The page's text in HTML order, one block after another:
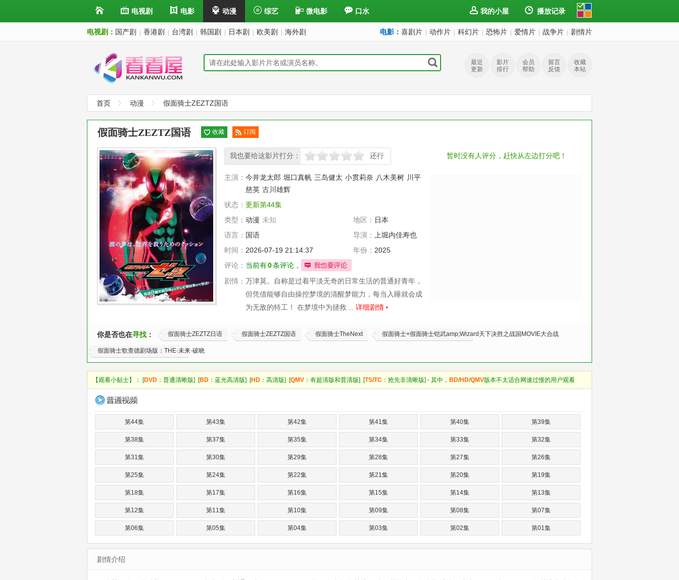
电视剧 电影 动漫 综艺 微电影 口水 我的小屋 播放记录
电视剧： 国产剧 香港剧 台湾剧 韩国剧 日本剧 欧美剧 海外剧 电影： 喜剧片 动作片 科幻片 恐怖片 爱情片 战争片 剧情片
最近
更新
影片
排行
会员
帮助
留言
反馈
收藏
本站
首页 动漫 假面骑士ZEZTZ国语
暂时没有人评分，赶快从左边打分吧！
假面骑士ZEZTZ国语 收藏
订阅
阅
我也要给这影片打分：
很差较差 还行推荐 力荐 还行
主演： 今井龙太郎 堀口真帆 三岛健太 小贯莉奈 八木美树 川平
慈英 古川雄辉
状态： 更新第44集
类型： 动漫 未知 地区： 日本
语言： 国语 导演：
上堀内佳寿也
柏木宏纪
时间： 2026-07-19 21:14:37 年份： 2025
评论： 当前有0条评论，
剧情： 万津莫。自称是过着平淡无奇的日常生活的普通好青年，
但凭借能够自由操控梦境的清醒梦能力，每当入睡就会成
为无敌的特工！ 在梦境中为拯救… 详细剧情
你是否也在寻找 ： 假面骑士ZEZTZ日语 假面骑士ZEZTZ国语 假面骑士TheNext 假面骑士×假面骑士铠武amp;Wizard天下决胜之战国MOVIE大合战
假面骑士歌查德剧场版：THE·未来·破晓
【观看小贴士】： [DVD ：普通清晰版] [BD ：蓝光高清版] [HD ：高清版] [QMV ：有超清版和普清版] [TS/TC ：抢先非清晰版] - 其中， BD/HD/QMV版本不太适合网速过慢的用户观看
第44集 第43集 第42集 第41集 第40集 第39集
第38集 第37集 第35集 第34集 第33集 第32集
第31集 第30集 第29集 第28集 第27集 第26集
第25集 第24集 第22集 第21集 第20集 第19集
第18集 第17集 第16集 第15集 第14集 第13集
第12集 第11集 第10集 第09集 第08集 第07集
第06集 第05集 第04集 第03集 第02集 第01集
剧情介绍